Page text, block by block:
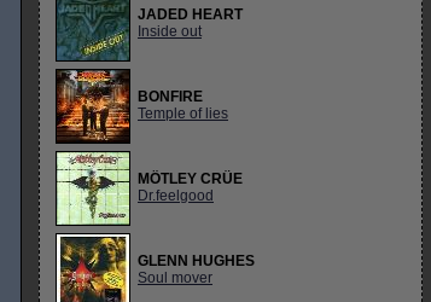
JADED HEART
Inside out
BONFIRE
Temple of lies
MÖTLEY CRÜE
Dr.feelgood
GLENN HUGHES
Soul mover